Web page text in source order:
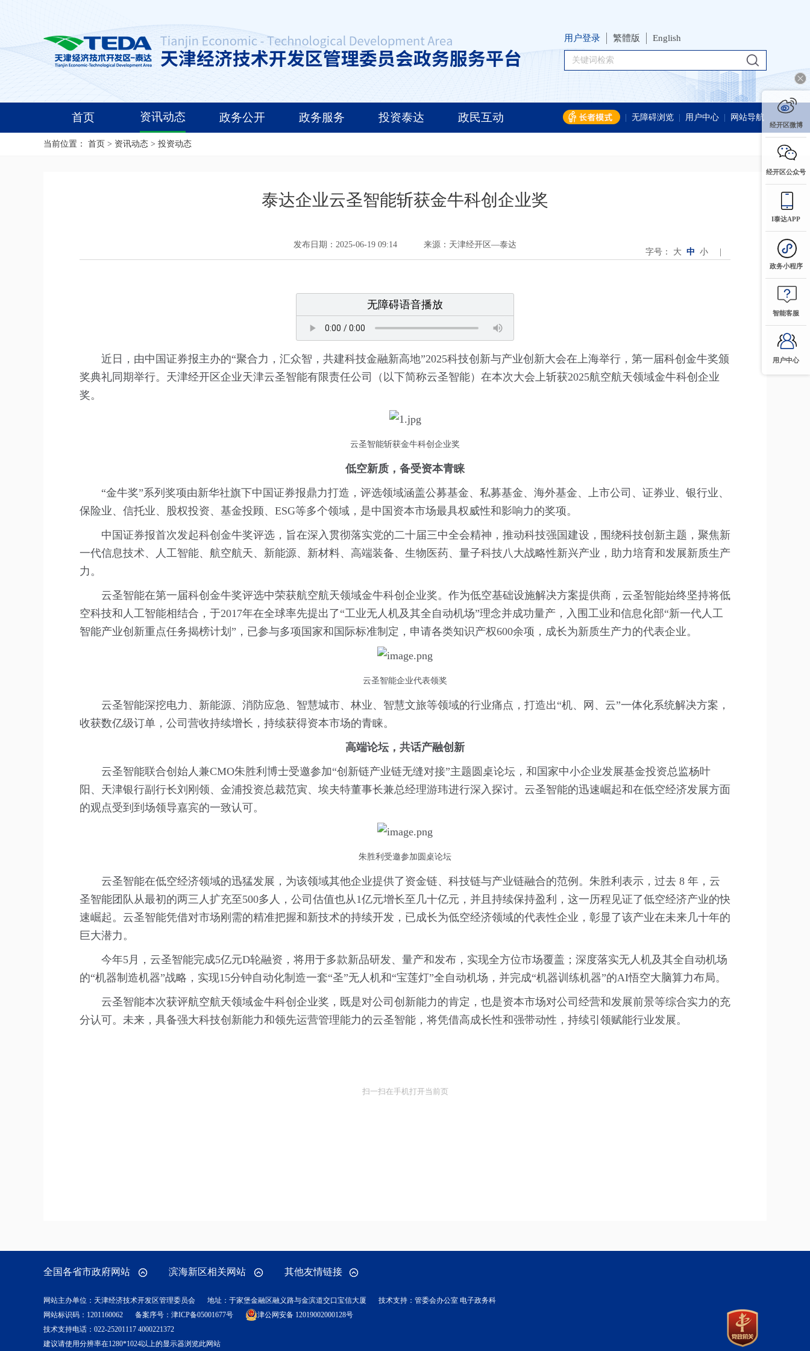
用户登录 繁體版 English
首页 资讯动态 政务公开 政务服务 投资泰达 政民互动 无障碍浏览 用户中心 网站导航
当前位置： 首页 > 资讯动态 > 投资动态
泰达企业云圣智能斩获金牛科创企业奖
发布日期：2025-06-19 09:14
来源：天津经开区—泰达
字号： 大 中 小
无障碍语音播放
近日，由中国证券报主办的“聚合力，汇众智，共建科技金融新高地”2025科技创新与产业创新大会在上海举行，第一届科创金牛奖颁
奖典礼同期举行。天津经开区企业天津云圣智能有限责任公司（以下简称云圣智能）在本次大会上斩获2025航空航天领域金牛科创企业
奖。
云圣智能斩获金牛科创企业奖
低空新质，备受资本青睐
“金牛奖”系列奖项由新华社旗下中国证券报鼎力打造，评选领域涵盖公募基金、私募基金、海外基金、上市公司、证券业、银行业、
保险业、信托业、股权投资、基金投顾、ESG等多个领域，是中国资本市场最具权威性和影响力的奖项。
中国证券报首次发起科创金牛奖评选，旨在深入贯彻落实党的二十届三中全会精神，推动科技强国建设，围绕科技创新主题，聚焦新
一代信息技术、人工智能、航空航天、新能源、新材料、高端装备、生物医药、量子科技八大战略性新兴产业，助力培育和发展新质生产
力。
云圣智能在第一届科创金牛奖评选中荣获航空航天领域金牛科创企业奖。作为低空基础设施解决方案提供商，云圣智能始终坚持将低
空科技和人工智能相结合，于2017年在全球率先提出了“工业无人机及其全自动机场”理念并成功量产，入围工业和信息化部“新一代人工
智能产业创新重点任务揭榜计划”，已参与多项国家和国际标准制定，申请各类知识产权600余项，成长为新质生产力的代表企业。
云圣智能企业代表领奖
云圣智能深挖电力、新能源、消防应急、智慧城市、林业、智慧文旅等领域的行业痛点，打造出“机、网、云”一体化系统解决方案，
收获数亿级订单，公司营收持续增长，持续获得资本市场的青睐。
高端论坛，共话产融创新
云圣智能联合创始人兼CMO朱胜利博士受邀参加“创新链产业链无缝对接”主题圆桌论坛，和国家中小企业发展基金投资总监杨叶
阳、天津银行副行长刘刚领、金浦投资总裁范寅、埃夫特董事长兼总经理游玮进行深入探讨。云圣智能的迅速崛起和在低空经济发展方面
的观点受到到场领导嘉宾的一致认可。
朱胜利受邀参加圆桌论坛
云圣智能在低空经济领域的迅猛发展，为该领域其他企业提供了资金链、科技链与产业链融合的范例。朱胜利表示，过去 8 年，云
圣智能团队从最初的两三人扩充至500多人，公司估值也从1亿元增长至几十亿元，并且持续保持盈利，这一历程见证了低空经济产业的快
速崛起。云圣智能凭借对市场刚需的精准把握和新技术的持续开发，已成长为低空经济领域的代表性企业，彰显了该产业在未来几十年的
巨大潜力。
今年5月，云圣智能完成5亿元D轮融资，将用于多款新品研发、量产和发布，实现全方位市场覆盖；深度落实无人机及其全自动机场
的“机器制造机器”战略，实现15分钟自动化制造一套“圣”无人机和“宝莲灯”全自动机场，并完成“机器训练机器”的AI悟空大脑算力布局。
云圣智能本次获评航空航天领域金牛科创企业奖，既是对公司创新能力的肯定，也是资本市场对公司经营和发展前景等综合实力的充
分认可。未来，具备强大科技创新能力和领先运营管理能力的云圣智能，将凭借高成长性和强带动性，持续引领赋能行业发展。
扫一扫在手机打开当前页
经开区微博
经开区公众号
I泰达APP
政务小程序
智能客服
用户中心
全国各省市政府网站 滨海新区相关网站 其他友情链接
网站主办单位：天津经济技术开发区管理委员会 地址：于家堡金融区融义路与金滨道交口宝信大厦
技术支持：管委会办公室 电子政务科
网站标识码：1201160062
备案序号： 津ICP备05001677号
津公网安备 12019002000128号
技术支持电话：022-25201117 4000221372
建议请使用分辨率在1280*1024以上的显示器浏览此网站